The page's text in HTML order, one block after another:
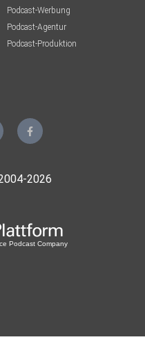
Podcast-Werbung
Podcast-Agentur
Podcast-Produktion
2026